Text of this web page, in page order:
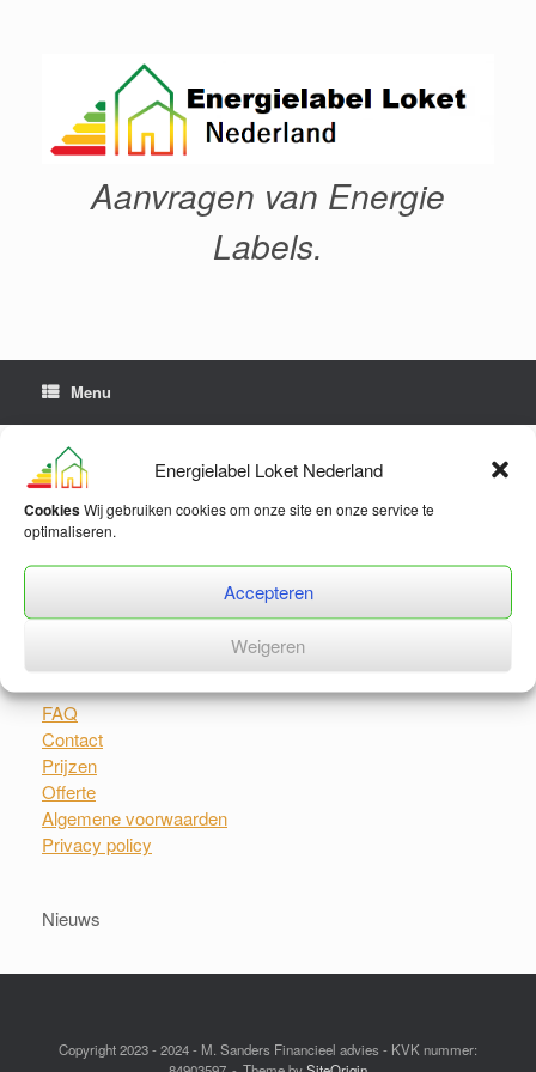
Energielabel Loket Nederland
CookiesWij gebruiken cookies om onze site en onze service te
optimaliseren.
Accepteren
Weigeren
Aanvragen van Energie
Labels.
Menu
Tijdelijk niet bereikbaar.
FAQ
Contact
Prijzen
Offerte
Algemene voorwaarden
Privacy policy
Nieuws
Copyright 2023 - 2024 - M. Sanders Financieel advies - KVK nummer: